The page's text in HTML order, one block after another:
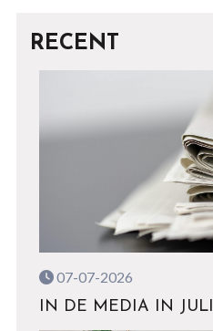
RECENT
07-07-2026
IN DE MEDIA IN JULI